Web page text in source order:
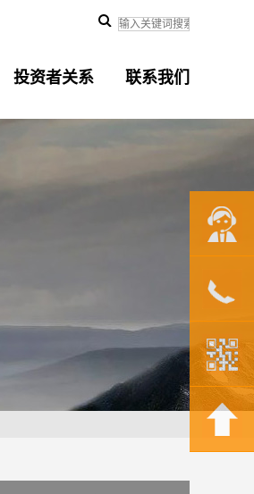
投资者关系 联系我们
联系我们